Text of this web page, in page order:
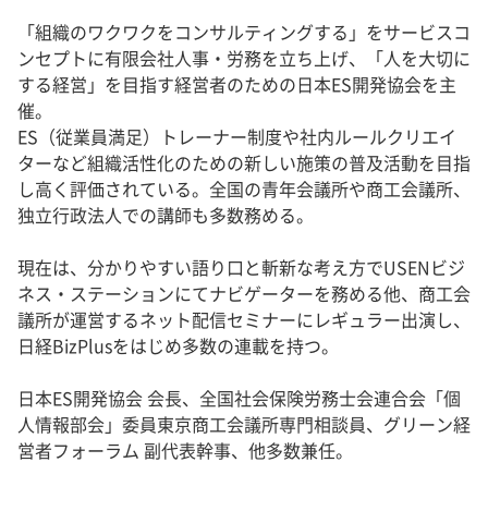
「組織のワクワクをコンサルティングする」をサービスコ
ンセプトに有限会社人事・労務を立ち上げ、「人を大切に
する経営」を目指す経営者のための日本ES開発協会を主
催。
ES（従業員満足）トレーナー制度や社内ルールクリエイ
ターなど組織活性化のための新しい施策の普及活動を目指
し高く評価されている。全国の青年会議所や商工会議所、
独立行政法人での講師も多数務める。
現在は、分かりやすい語り口と斬新な考え方でUSENビジ
ネス・ステーションにてナビゲーターを務める他、商工会
議所が運営するネット配信セミナーにレギュラー出演し、
日経BizPlusをはじめ多数の連載を持つ。
日本ES開発協会 会長、全国社会保険労務士会連合会「個
人情報部会」委員東京商工会議所専門相談員、グリーン経
営者フォーラム 副代表幹事、他多数兼任。